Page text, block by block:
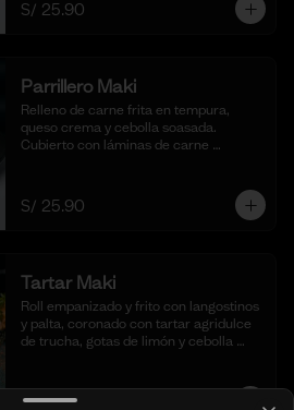
S/ 25.90
Parrillero Maki
Relleno de carne frita en tempura,
queso crema y cebolla soasada.
Cubierto con láminas de carne
S/ 25.90
Tartar Maki
Roll empanizado y frito con langostinos
y palta, coronado con tartar agridulce
de trucha, gotas de limón y cebolla
S/ 25.90